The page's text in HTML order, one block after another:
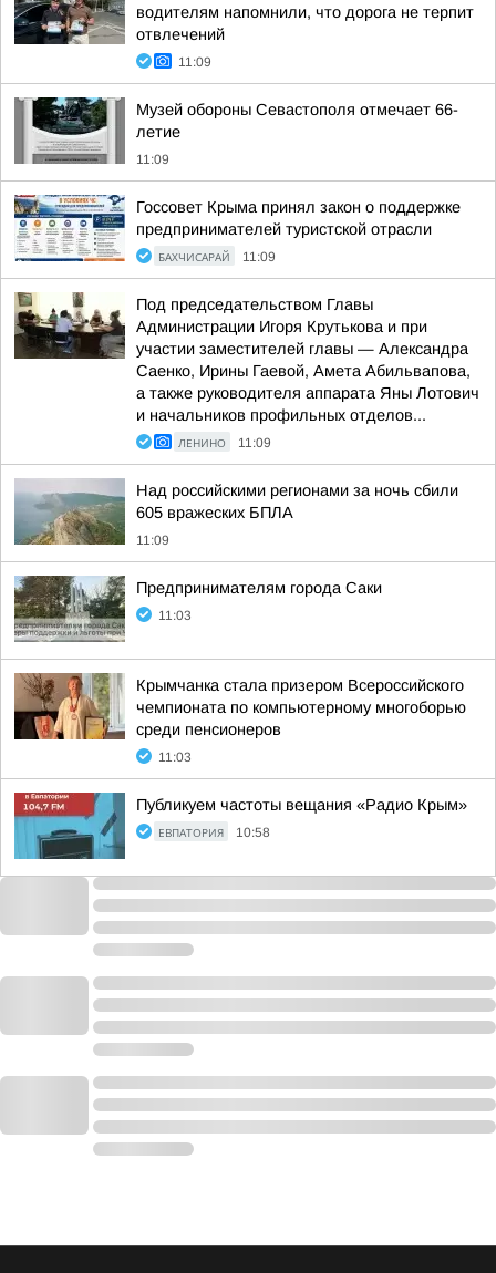
водителям напомнили, что дорога не терпит
отвлечений
11:09
Музей обороны Севастополя отмечает 66-
летие
11:09
Госсовет Крыма принял закон о поддержке
предпринимателей туристской отрасли
БАХЧИСАРАЙ 11:09
Под председательством Главы
Администрации Игоря Крутькова и при
участии заместителей главы — Александра
Саенко, Ирины Гаевой, Амета Абильвапова,
а также руководителя аппарата Яны Лотович
и начальников профильных отделов...
ЛЕНИНО 11:09
Над российскими регионами за ночь сбили
605 вражеских БПЛА
11:09
Предпринимателям города Саки
11:03
Крымчанка стала призером Всероссийского
чемпионата по компьютерному многоборью
среди пенсионеров
11:03
Публикуем частоты вещания «Радио Крым»
ЕВПАТОРИЯ 10:58